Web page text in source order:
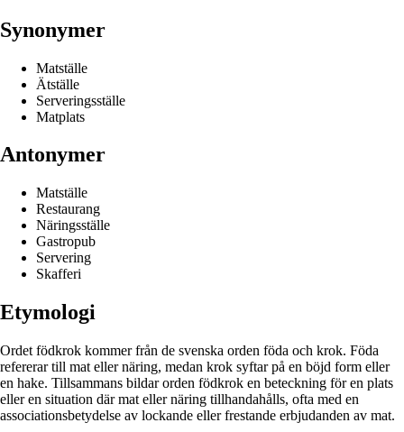
Synonymer
Matställe
Ätställe
Serveringsställe
Matplats
Antonymer
Matställe
Restaurang
Näringsställe
Gastropub
Servering
Skafferi
Etymologi
Ordet födkrok kommer från de svenska orden föda och krok. Föda
refererar till mat eller näring, medan krok syftar på en böjd form eller
en hake. Tillsammans bildar orden födkrok en beteckning för en plats
eller en situation där mat eller näring tillhandahålls, ofta med en
associationsbetydelse av lockande eller frestande erbjudanden av mat.